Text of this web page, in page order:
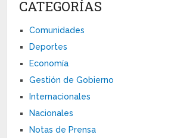
CATEGORÍAS
Comunidades
Deportes
Economía
Gestión de Gobierno
Internacionales
Nacionales
Notas de Prensa